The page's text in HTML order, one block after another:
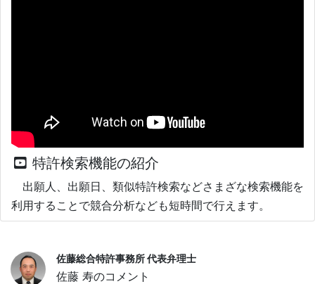
特許検索機能の紹介
出願人、出願日、類似特許検索などさまざな検索機能を
利用することで競合分析なども短時間で行えます。
佐藤総合特許事務所 代表弁理士
佐藤 寿のコメント